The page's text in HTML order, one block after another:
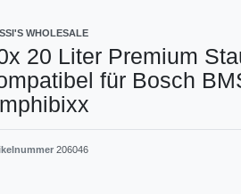
WHOLESALE
20 Liter Premium
für Bosch
206046